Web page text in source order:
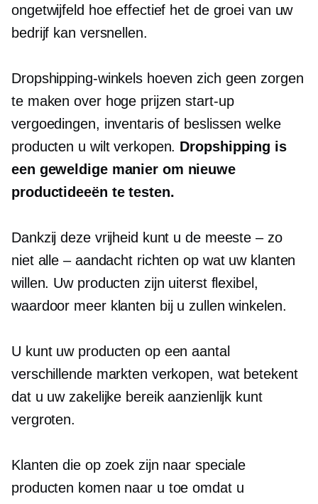
ongetwijfeld hoe effectief het de groei van uw
bedrijf kan versnellen.
Dropshipping-winkels hoeven zich geen zorgen
te maken over hoge prijzenstart-up
vergoedingen, inventaris of beslissen welke
producten u wilt verkopen. Dropshipping is
een geweldige manier om nieuwe
productideeën te testen.
Dankzij deze vrijheid kunt u de meeste – zo
niet alle – aandacht richten op wat uw klanten
willen. Uw producten zijn uiterst flexibel,
waardoor meer klanten bij u zullen winkelen.
U kunt uw producten op een aantal
verschillende markten verkopen, wat betekent
dat u uw zakelijke bereik aanzienlijk kunt
vergroten.
Klanten die op zoek zijn naar speciale
producten komen naar u toe omdat u